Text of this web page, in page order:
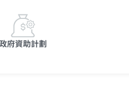
府資助計劃